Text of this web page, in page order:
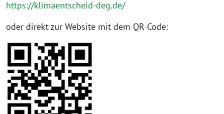
https://klimaentscheid-deg.de/
oder direkt zur Website mit dem QR-Code: